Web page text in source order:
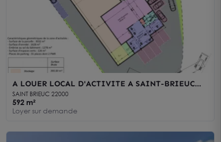
A LOUER LOCAL D'ACTIVITE A SAINT-BRIEUC
592 m²
SAINT BRIEUC 22000
592 m²
Loyer sur demande